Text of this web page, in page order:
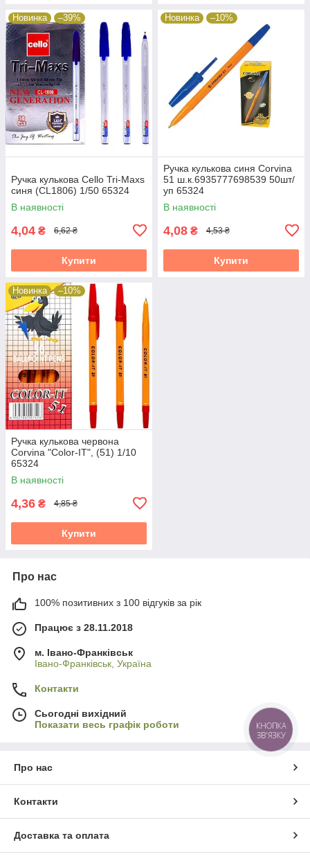
Новинка –39%
Ручка кулькова Cello Tri-Maxs
синя (CL1806) 1/50 65324
В наявності
4,04 ₴ 6,62 ₴
Купити
Новинка –10%
Ручка кулькова синя Corvina
51 ш.к.6935777698539 50шт/
уп 65324
В наявності
4,08 ₴ 4,53 ₴
Купити
Новинка –10%
Ручка кулькова червона
Corvina "Color-IT", (51) 1/10
65324
В наявності
4,36 ₴ 4,85 ₴
Купити
Про нас
100% позитивних з 100 відгуків за рік
Працює з 28.11.2018
м. Івано-Франківськ
Івано-Франківськ, Україна
Контакти
Сьогодні вихідний
Показати весь графік роботи
Про нас
Контакти
Доставка та оплата
КНОПКА
ЗВ'ЯЗКУ